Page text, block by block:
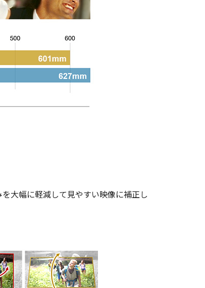
大幅に軽減して見やすい映像に補正し